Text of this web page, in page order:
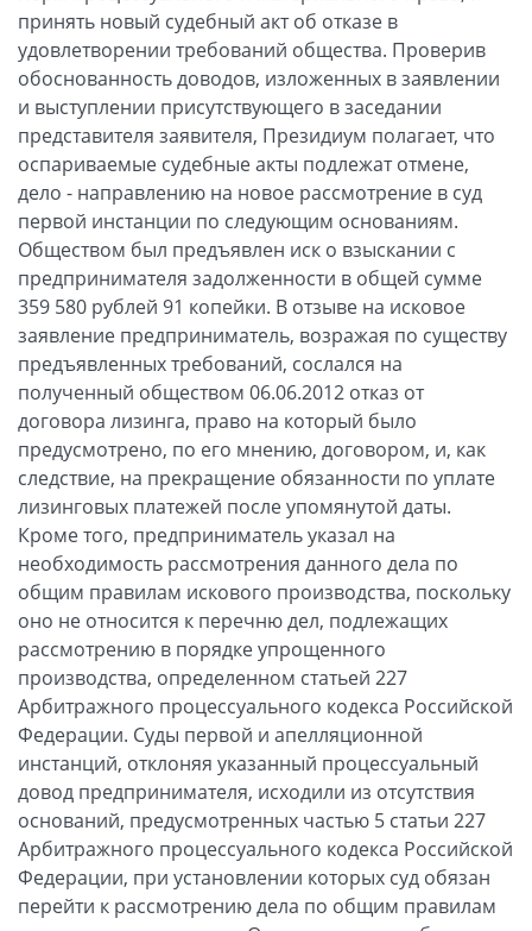
принять новый судебный акт об отказе в
удовлетворении требований общества. Проверив
обоснованность доводов, изложенных в заявлении
и выступлении присутствующего в заседании
представителя заявителя, Президиум полагает, что
оспариваемые судебные акты подлежат отмене,
дело - направлению на новое рассмотрение в суд
первой инстанции по следующим основаниям.
Обществом был предъявлен иск о взыскании с
предпринимателя задолженности в общей сумме
359 580 рублей 91 копейки. В отзыве на исковое
заявление предприниматель, возражая по существу
предъявленных требований, сослался на
полученный обществом 06.06.2012 отказ от
договора лизинга, право на который было
предусмотрено, по его мнению, договором, и, как
следствие, на прекращение обязанности по уплате
лизинговых платежей после упомянутой даты.
Кроме того, предприниматель указал на
необходимость рассмотрения данного дела по
общим правилам искового производства, поскольку
оно не относится к перечню дел, подлежащих
рассмотрению в порядке упрощенного
производства, определенном статьей 227
Арбитражного процессуального кодекса Российской
Федерации. Суды первой и апелляционной
инстанций, отклоняя указанный процессуальный
довод предпринимателя, исходили из отсутствия
оснований, предусмотренных частью 5 статьи 227
Арбитражного процессуального кодекса Российской
Федерации, при установлении которых суд обязан
перейти к рассмотрению дела по общим правилам